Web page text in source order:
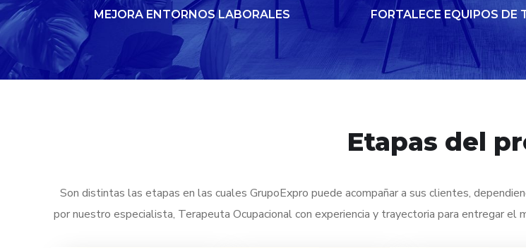
MEJORA ENTORNOS LABORALES FORTALECE EQUIPOS DE
Etapas del
Son distintas las etapas en las cuales GrupoExpro puede acompañar a sus clientes,
por nuestro especialista, Terapeuta Ocupacional con experiencia y trayectoria para entregar